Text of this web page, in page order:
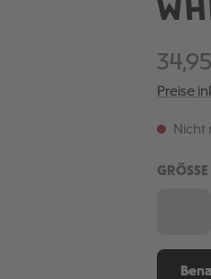
Preise
Nicht
GRÖSSE